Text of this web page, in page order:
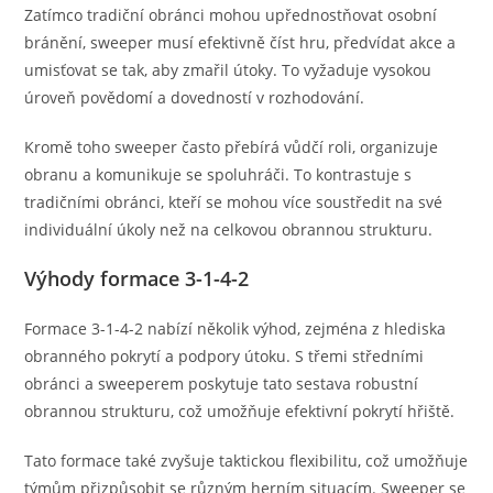
Zatímco tradiční obránci mohou upřednostňovat osobní
bránění, sweeper musí efektivně číst hru, předvídat akce a
umisťovat se tak, aby zmařil útoky. To vyžaduje vysokou
úroveň povědomí a dovedností v rozhodování.
Kromě toho sweeper často přebírá vůdčí roli, organizuje
obranu a komunikuje se spoluhráči. To kontrastuje s
tradičními obránci, kteří se mohou více soustředit na své
individuální úkoly než na celkovou obrannou strukturu.
Výhody formace 3-1-4-2
Formace 3-1-4-2 nabízí několik výhod, zejména z hlediska
obranného pokrytí a podpory útoku. S třemi středními
obránci a sweeperem poskytuje tato sestava robustní
obrannou strukturu, což umožňuje efektivní pokrytí hřiště.
Tato formace také zvyšuje taktickou flexibilitu, což umožňuje
týmům přizpůsobit se různým herním situacím. Sweeper se